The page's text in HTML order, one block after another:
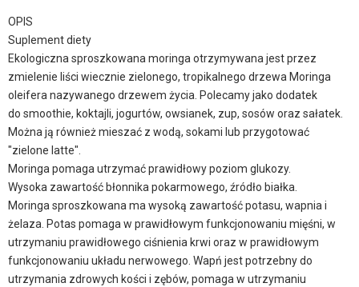
OPIS
Suplement diety
Ekologiczna sproszkowana moringa otrzymywana jest przez
zmielenie liści wiecznie zielonego, tropikalnego drzewa Moringa
oleifera nazywanego drzewem życia. Polecamy jako dodatek
do smoothie, koktajli, jogurtów, owsianek, zup, sosów oraz sałatek.
Można ją również mieszać z wodą, sokami lub przygotować
"zielone latte".
Moringa pomaga utrzymać prawidłowy poziom glukozy.
Wysoka zawartość błonnika pokarmowego, źródło białka.
Moringa sproszkowana ma wysoką zawartość potasu, wapnia i
żelaza. Potas pomaga w prawidłowym funkcjonowaniu mięśni, w
utrzymaniu prawidłowego ciśnienia krwi oraz w prawidłowym
funkcjonowaniu układu nerwowego. Wapń jest potrzebny do
utrzymania zdrowych kości i zębów, pomaga w utrzymaniu